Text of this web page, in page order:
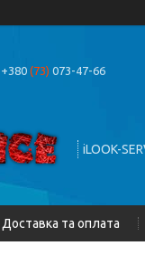
+380 (73) 073-47-66
iLOOK-
Доставка та оплата